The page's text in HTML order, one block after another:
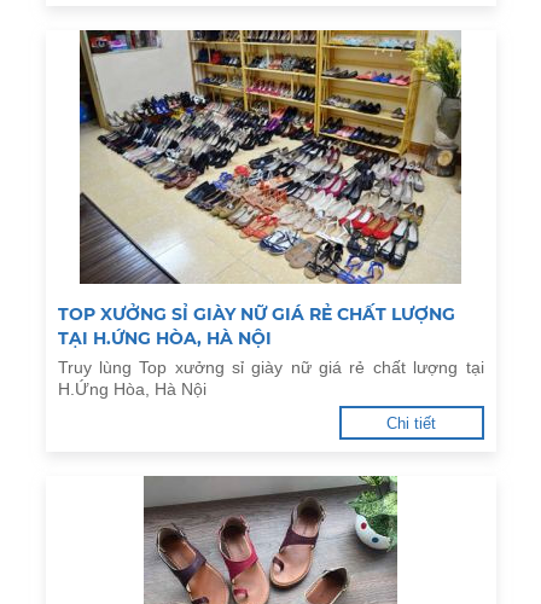
TOP XƯỞNG SỈ GIÀY NỮ GIÁ RẺ CHẤT LƯỢNG
TẠI H.ỨNG HÒA, HÀ NỘI
Truy lùng Top xưởng sỉ giày nữ giá rẻ chất lượng tại
H.Ứng Hòa, Hà Nội
Chi tiết